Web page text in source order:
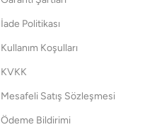
İade Politikası
Kullanım Koşulları
KVKK
Mesafeli Satış Sözleşmesi
Ödeme Bildirimi